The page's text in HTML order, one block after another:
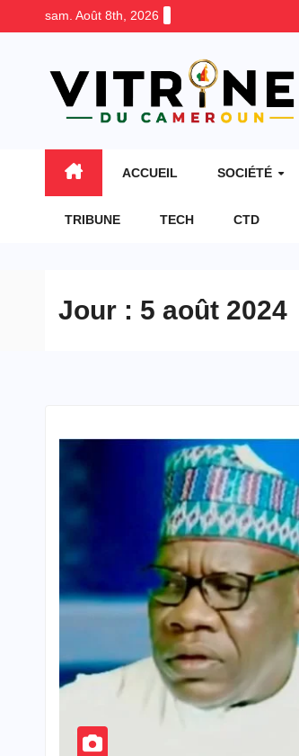
sam. Août 8th, 2026
ACCUEIL SOCIÉTÉ
TRIBUNE TECH CTD
Jour : 5 août 2024